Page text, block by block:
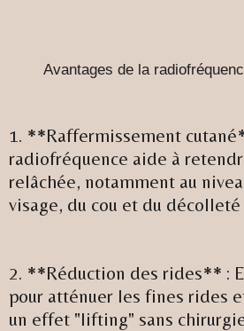
Avantages de la
1. **Raffermissement
radiofréquence aide à
relâchée, notamment au
visage, du cou et du décolleté
2. **Réduction des rides** :
pour atténuer les fines rides
un effet "lifting" sans